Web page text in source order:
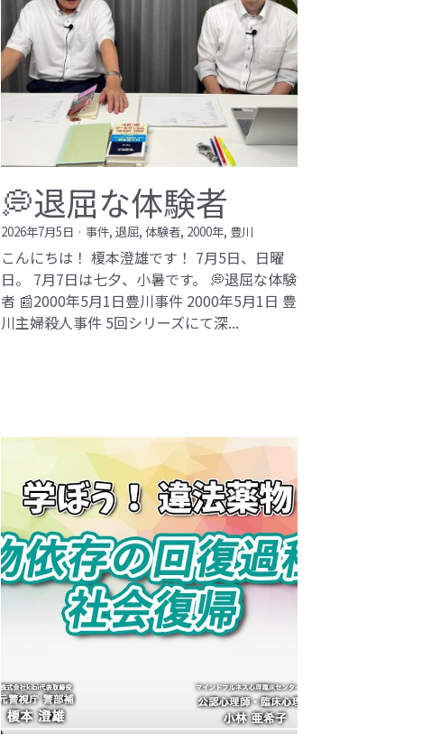
💭退屈な体験者
2026年7月5日 · 事件, 退屈, 体験者, 2000年, 豊川
こんにちは！ 榎本澄雄です！ 7月5日、日曜
日。 7月7日は七夕、小暑です。 💭退屈な体験
者 📰2000年5月1日豊川事件​ 2000年5月1日 豊
川主婦殺人事件 5回シリーズにて深...